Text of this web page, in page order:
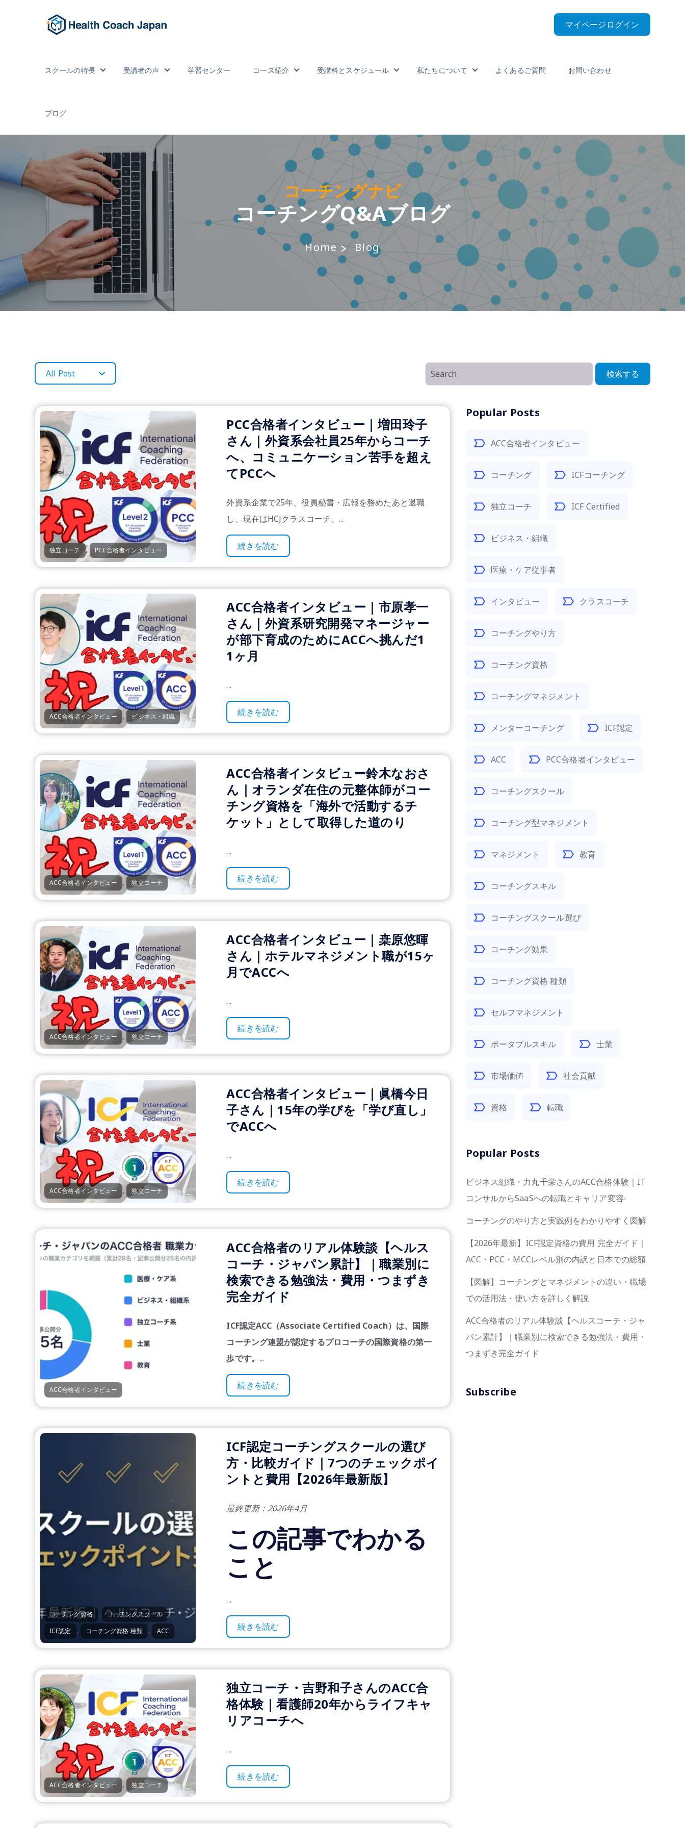
マイページログイン
スクールの特長 Show submenu for スクールの特長
受講者の声 Show submenu for 受講者の声
学習センター コース紹介 Show submenu for コース紹介
受講料とスケジュール Show submenu for 受講料とスケジュール
私たちについて Show submenu for 私たちについて
よくあるご質問 お問い合わせ
ブログ
コーチングナビ
コーチングQ&Aブログ
Home Blog
All Post 検索する
Popular Posts
ACC合格者インタビュー
コーチング ICFコーチング
独立コーチ ICF Certified
ビジネス・組織
医療・ケア従事者
インタビュー クラスコーチ
コーチングやり方
コーチング資格
コーチングマネジメント
メンターコーチング ICF認定
ACC PCC合格者インタビュー
コーチングスクール
コーチング型マネジメント
マネジメント 教育
コーチングスキル
コーチングスクール選び
コーチング効果
コーチング資格 種類
セルフマネジメント
ポータブルスキル 士業
市場価値 社会貢献
資格 転職
Popular Posts
ビジネス組織・力丸千栄さんのACC合格体験｜IT
コンサルからSaaSへの転職とキャリア変容-
コーチングのやり方と実践例をわかりやすく図解
【2026年最新】ICF認定資格の費用 完全ガイド｜
ACC・PCC・MCCレベル別の内訳と日本での総額
【図解】コーチングとマネジメントの違い・職場
での活用法・使い方を詳しく解説
ACC合格者のリアル体験談【ヘルスコーチ・ジャ
パン累計】｜職業別に検索できる勉強法・費用・
つまずき完全ガイド
Subscribe
独立コーチ , PCC合格者インタビュー
PCC合格者インタビュー｜増田玲子
さん｜外資系会社員25年からコーチ
へ、コミュニケーション苦手を超え
てPCCへ
外資系企業で25年、役員秘書・広報を務めたあと退職
し、現在はHCJクラスコーチ、 ...
続きを読む
ACC合格者インタビュー , ビジネス・組織
ACC合格者インタビュー｜市原孝一
さん｜外資系研究開発マネージャー
が部下育成のためにACCへ挑んだ1
1ヶ月
...
続きを読む
ACC合格者インタビュー , 独立コーチ
ACC合格者インタビュー鈴木なおさ
ん｜オランダ在住の元整体師がコー
チング資格を「海外で活動するチ
ケット」として取得した道のり
...
続きを読む
ACC合格者インタビュー , 独立コーチ
ACC合格者インタビュー｜桒原悠暉
さん｜ホテルマネジメント職が15ヶ
月でACCへ
...
続きを読む
ACC合格者インタビュー , 独立コーチ
ACC合格者インタビュー｜眞橋今日
子さん｜15年の学びを「学び直し」
でACCへ
...
続きを読む
ACC合格者インタビュー
ACC合格者のリアル体験談【ヘルス
コーチ・ジャパン累計】｜職業別に
検索できる勉強法・費用・つまずき
完全ガイド
ICF認定ACC（Associate Certified Coach）は、国際
コーチング連盟が認定するプロコーチの国際資格の第一
歩です。 ...
続きを読む
コーチング資格 , コーチングスクール ,
ICF認定 , コーチング資格 種類 , ACC
ICF認定コーチングスクールの選び
方・比較ガイド｜7つのチェックポイ
ントと費用【2026年最新版】
最終更新：2026年4月
この記事でわかる
こと
...
続きを読む
ACC合格者インタビュー , 独立コーチ
独立コーチ・吉野和子さんのACC合
格体験｜看護師20年からライフキャ
リアコーチへ
...
続きを読む